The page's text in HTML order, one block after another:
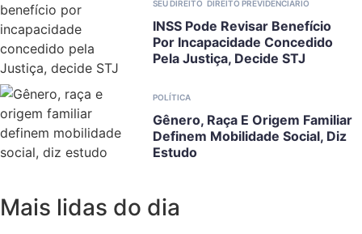
SEU DIREITO DIREITO PREVIDENCIÁRIO
INSS Pode Revisar Benefício
Por Incapacidade Concedido
Pela Justiça, Decide STJ
POLÍTICA
Gênero, Raça E Origem Familiar
Definem Mobilidade Social, Diz
Estudo
Mais lidas do dia